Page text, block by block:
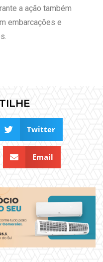
a ação também
embarcações e
Twitter
Email